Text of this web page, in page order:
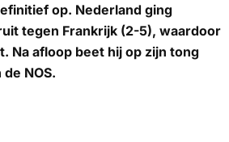
op. Nederland ging
tegen Frankrijk (2-5), waardoor
Na afloop beet hij op zijn tong
de NOS.